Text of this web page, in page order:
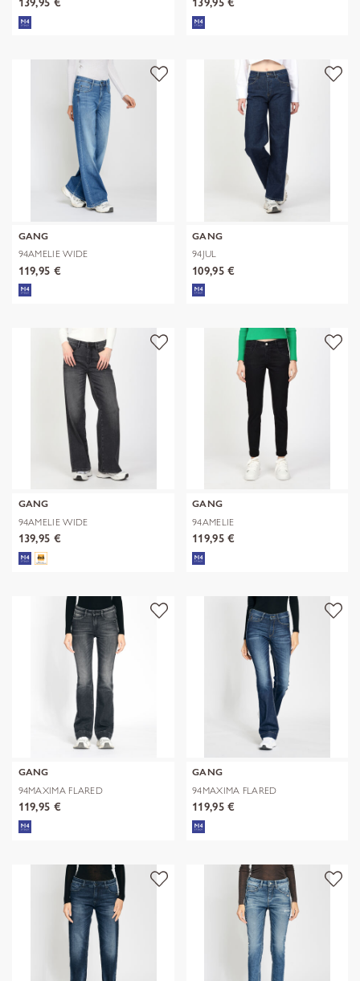
GANG
94AMELIE WIDE
119,95 €
GANG
94JUL
109,95 €
GANG
94AMELIE WIDE
139,95 €
GANG
94AMELIE
119,95 €
GANG
94MAXIMA FLARED
119,95 €
GANG
94MAXIMA FLARED
119,95 €